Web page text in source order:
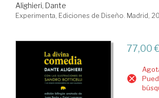
Alighieri, Dante
Experimenta, Ediciones de Diseño. Madrid,
77,00 €